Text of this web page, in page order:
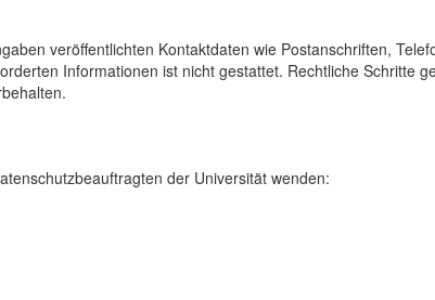
veröffentlichten Kontaktdaten wie Postanschriften,
Informationen ist nicht gestattet. Rechtliche Schritte
der Universität wenden: